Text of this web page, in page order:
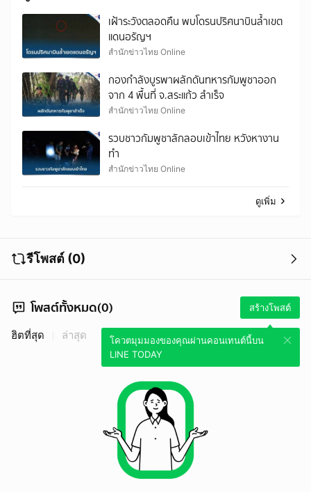
เฝ้าระวังตลอดคืน พบโดรนปริศนาบินล้ำเขต
แดนอรัญฯ
สำนักข่าวไทย Online
กองกำลังบูรพาผลักดันทหารกัมพูชาออก
จาก 4 พื้นที่ จ.สระแก้ว สำเร็จ
สำนักข่าวไทย Online
รวบชาวกัมพูชาลักลอบเข้าไทย หวังหางาน
ทำ
สำนักข่าวไทย Online
ดูเพิ่ม
รีโพสต์ (0)
โพสต์ทั้งหมด(0) สร้างโพสต์
โควตมุมมองของคุณผ่านคอนเทนต์นี้บน
LINE TODAY
ฮิตที่สุด ล่าสุด